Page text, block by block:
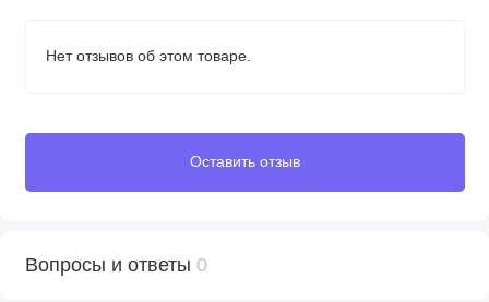
Нет отзывов об этом товаре.
Оставить отзыв
Вопросы и ответы 0